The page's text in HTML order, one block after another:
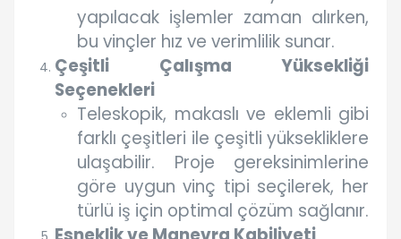
yapılacak işlemler zaman alırken,
bu vinçler hız ve verimlilik sunar.
Çeşitli Çalışma Yüksekliği
Seçenekleri
Teleskopik, makaslı ve eklemli gibi
farklı çeşitleri ile çeşitli yüksekliklere
ulaşabilir. Proje gereksinimlerine
göre uygun vinç tipi seçilerek, her
türlü iş için optimal çözüm sağlanır.